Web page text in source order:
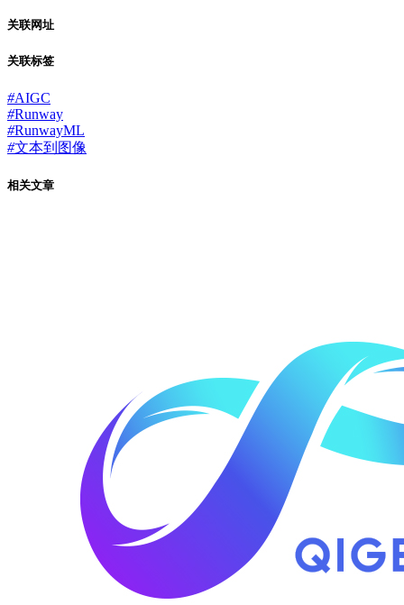
关联网址
关联标签
#AIGC
#Runway
#RunwayML
#文本到图像
相关文章